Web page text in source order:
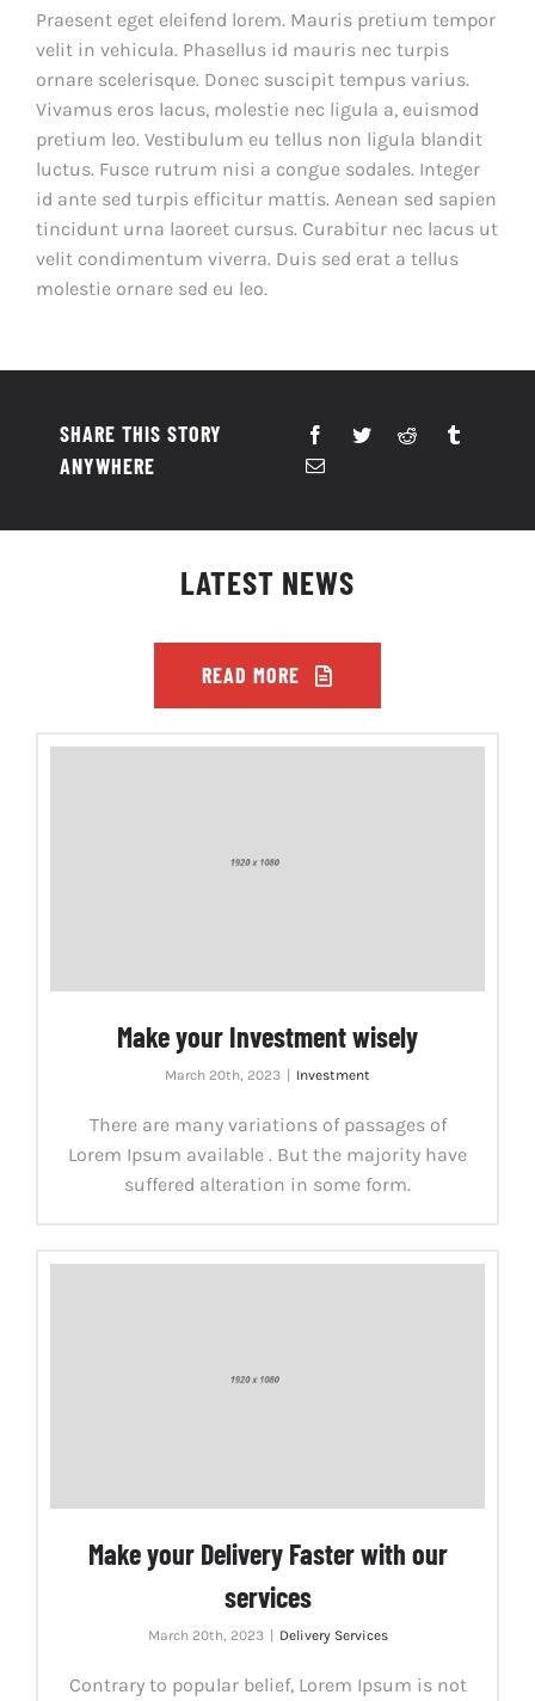
Praesent eget eleifend lorem. Mauris pretium tempor
velit in vehicula. Phasellus id mauris nec turpis
ornare scelerisque. Donec suscipit tempus varius.
Vivamus eros lacus, molestie nec ligula a, euismod
pretium leo. Vestibulum eu tellus non ligula blandit
luctus. Fusce rutrum nisi a congue sodales. Integer
id ante sed turpis efficitur mattis. Aenean sed sapien
tincidunt urna laoreet cursus. Curabitur nec lacus ut
velit condimentum viverra. Duis sed erat a tellus
molestie ornare sed eu leo.
SHARE THIS STORY
ANYWHERE
LATEST NEWS
READ MORE
Make your Investment wisely
March 20th, 2023 Investment
There are many variations of passages of
Lorem Ipsum available . But the majority have
suffered alteration in some form.
Make your Delivery Faster with our
services
March 20th, 2023 | Delivery Services
Contrary to popular belief, Lorem Ipsum is not